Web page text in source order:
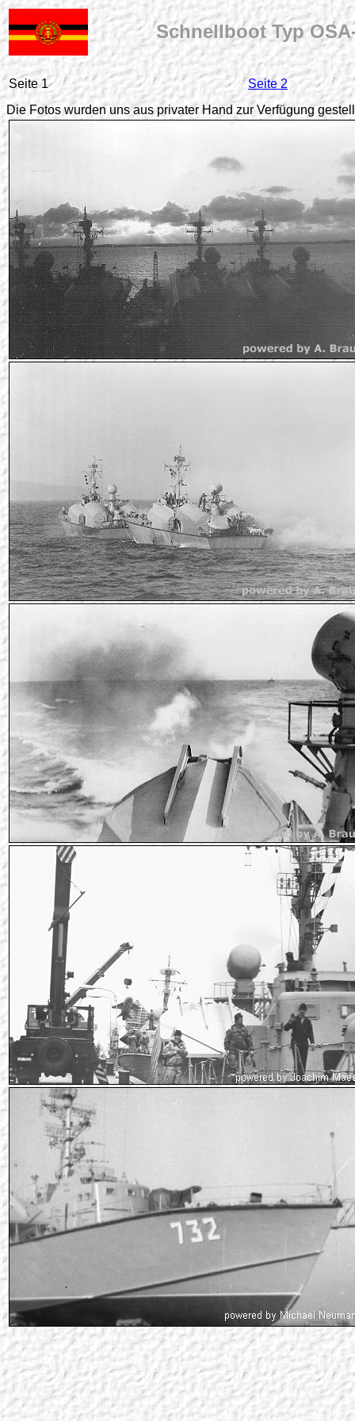
Schnellboot Typ
Seite 1
Seite 2
Die Fotos wurden uns aus privater Hand zur Verfügung